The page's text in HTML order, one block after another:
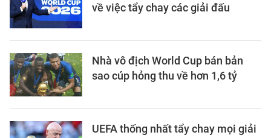
về việc tẩy chay các giải đấu
Nhà vô địch World Cup bán bản
sao cúp hỏng thu về hơn 1,6 tỷ
UEFA thống nhất tẩy chay mọi giải